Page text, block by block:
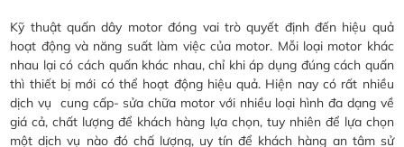
Kỹ thuật quấn dây motor đóng vai trò quyết định đến hiệu quả
hoạt động và năng suất làm việc của motor. Mỗi loại motor khác
nhau lại có cách quấn khác nhau, chỉ khi áp dụng đúng cách quấn
thì thiết bị mới có thể hoạt động hiệu quả. Hiện nay có rất nhiều
dịch vụ cung cấp- sửa chữa motor với nhiều loại hình đa dạng về
giá cả, chất lượng để khách hàng lựa chọn, tuy nhiên để lựa chọn
một dịch vụ nào đó chấ lượng, uy tín để khách hàng an tâm sử